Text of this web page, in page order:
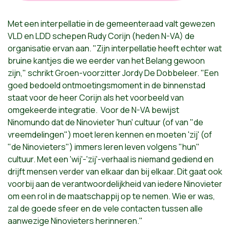
Met een interpellatie in de gemeenteraad valt gewezen
VLD en LDD schepen Rudy Corijn (heden N-VA) de
organisatie ervan aan. "Zijn interpellatie heeft echter wat
bruine kantjes die we eerder van het Belang gewoon
zijn," schrikt Groen-voorzitter Jordy De Dobbeleer. "Een
goed bedoeld ontmoetingsmoment in de binnenstad
staat voor de heer Corijn als het voorbeeld van
omgekeerde integratie. Voor de N-VA bewijst
Ninomundo dat de Ninovieter 'hun' cultuur (of van "de
vreemdelingen") moet leren kennen en moeten 'zij' (of
"de Ninovieters") immers leren leven volgens "hun"
cultuur. Met een 'wij'-'zij'-verhaal is niemand gediend en
drijft mensen verder van elkaar dan bij elkaar. Dit gaat ook
voorbij aan de verantwoordelijkheid van iedere Ninovieter
om een rol in de maatschappij op te nemen. Wie er was,
zal de goede sfeer en de vele contacten tussen alle
aanwezige Ninovieters herinneren."